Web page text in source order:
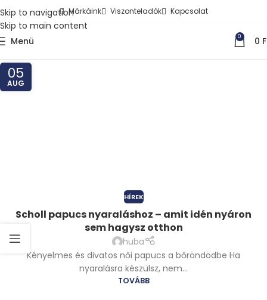
Skip to navigation
Skip to main content
Márkáink Viszonteladók Kapcsolat
Menü 0 0
05
AUG
HÍREK
Scholl papucs nyaraláshoz – amit idén nyáron
sem hagysz otthon
huba
Kényelmes és divatos női papucs a bőröndödbe Ha
nyaralásra készülsz, nem...
TOVÁBB